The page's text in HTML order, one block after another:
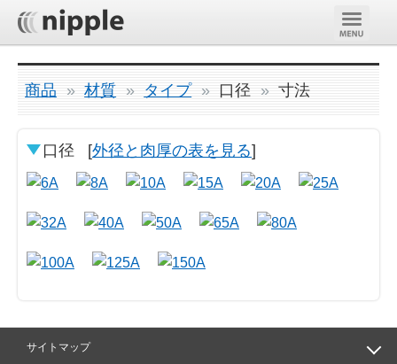
商品 材質 タイプ 口径 寸法
口径 [外径と肉厚の表を見る]
サイトマップ